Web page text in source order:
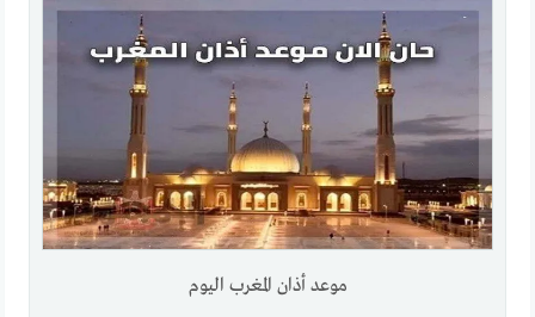
موعد أذان المغرب اليوم